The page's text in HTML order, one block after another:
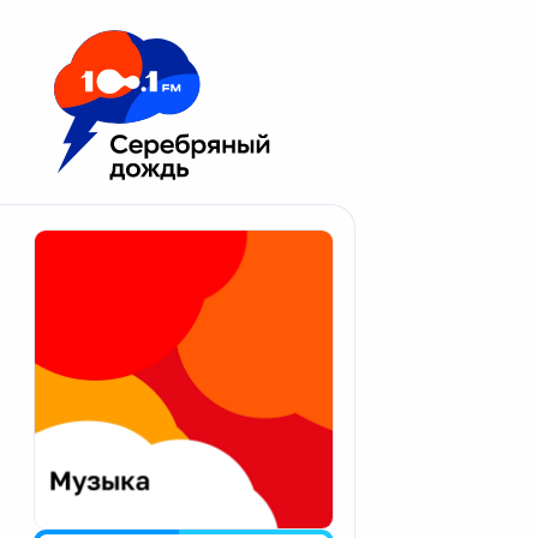
Москва 100.1 FM
Апатиты
Екатеринбург
Калининград
Калуга